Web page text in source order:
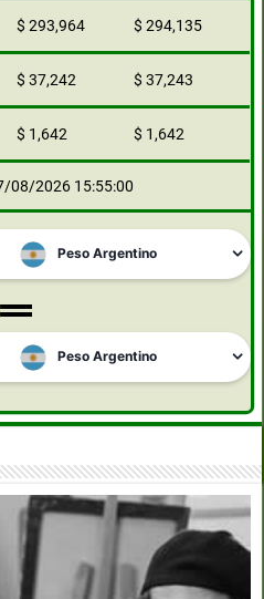
$ 293,964 $ 294,135
$ 37,242 $ 37,243
$ 1,642 $ 1,642
08/2026 15:55:00